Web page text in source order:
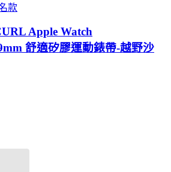
款
Apple Watch
舒適矽膠運動錶帶-越野沙